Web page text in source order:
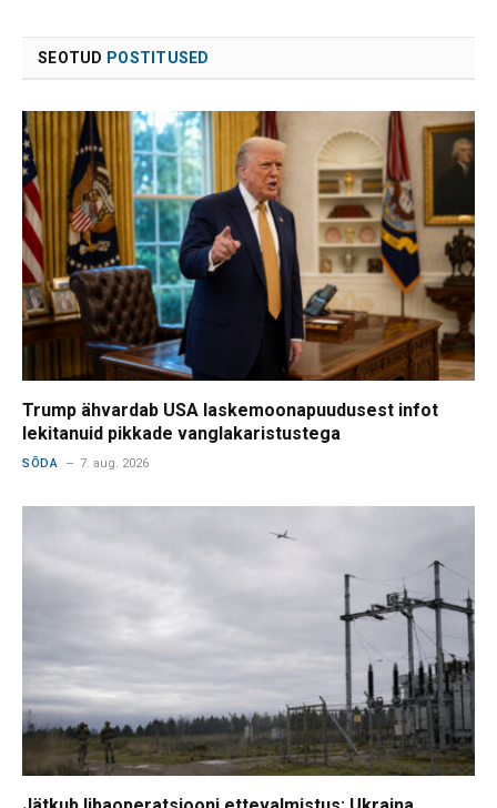
SEOTUD POSTITUSED
Trump ähvardab USA laskemoonapuudusest infot
lekitanuid pikkade vanglakaristustega
SÕDA 7. aug. 2026